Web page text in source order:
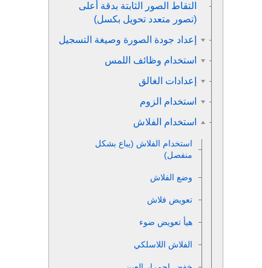
التقاط الصور الثابتة بدقة أعلى
(تصور متعدد تحويل بكسل)
إعداد جودة الصورة وصيغة التسجيل
استخدام وظائف اللمس
إعدادات الغالق
استخدام الزوم
استخدام الفلاش
استخدام الفلاش (يباع بشكل
منفصل)
وضع الفلاش
تعويض فلاش
هيأ تعويض ضوء
الفلاش اللاسلكي